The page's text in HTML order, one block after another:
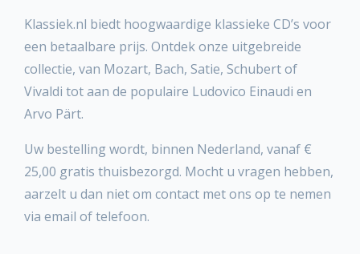
Klassiek.nl biedt hoogwaardige klassieke CD’s voor
een betaalbare prijs. Ontdek onze uitgebreide
collectie, van Mozart, Bach, Satie, Schubert of
Vivaldi tot aan de populaire Ludovico Einaudi en
Arvo Pärt.
Uw bestelling wordt, binnen Nederland, vanaf €
25,00 gratis thuisbezorgd. Mocht u vragen hebben,
aarzelt u dan niet om contact met ons op te nemen
via email of telefoon.